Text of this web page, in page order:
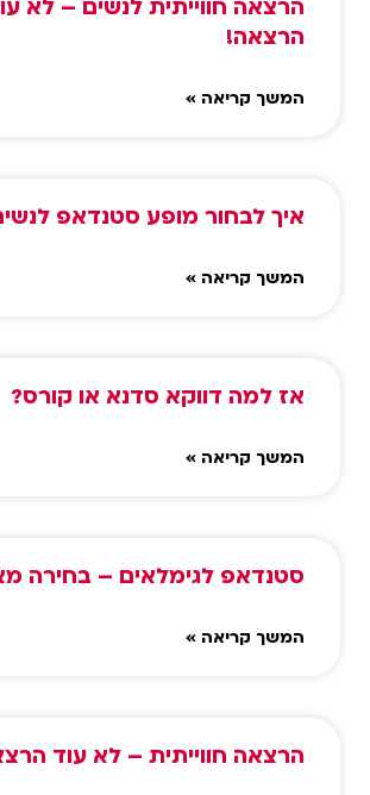
הרצאה חווייתית לנשים – לא
הרצאה!
המשך קריאה »
איך לבחור מופע סטנדאפ
המשך קריאה »
אז למה דווקא סדנא או קורס?
המשך קריאה »
סטנדאפ לגימלאים – בחירה
המשך קריאה »
הרצאה חווייתית – לא עוד